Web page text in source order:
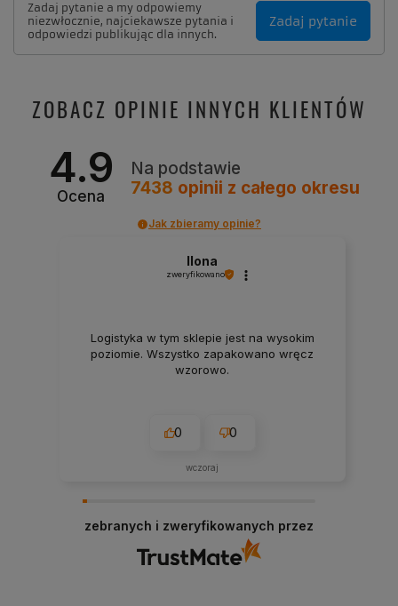
Zadaj pytanie a my odpowiemy
niezwłocznie, najciekawsze pytania i
odpowiedzi publikując dla innych.
Zadaj pytanie
ZOBACZ OPINIE INNYCH KLIENTÓW
4.9
Ocena
Na podstawie
7438 opinii z całego okresu
Jak zbieramy opinie?
Ilona
zweryfikowano
Logistyka w tym sklepie jest na wysokim
poziomie. Wszystko zapakowano wręcz
wzorowo.
0 0
wczoraj
zebranych i zweryfikowanych przez